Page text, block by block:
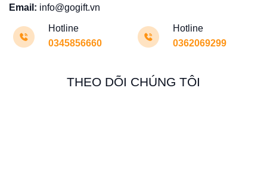
Email: info@gogift.vn
Hotline
0345856660
Hotline
0362069299
THEO DÕI CHÚNG TÔI